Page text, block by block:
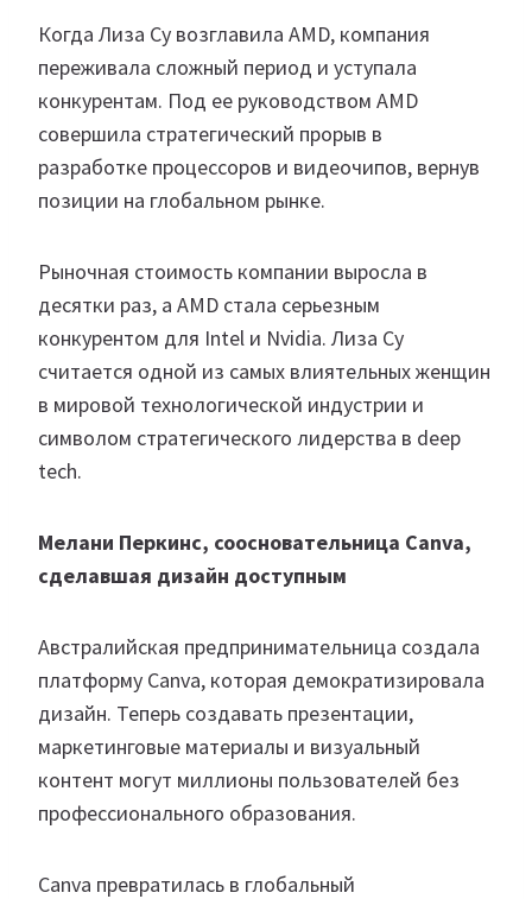
Когда Лиза Су возглавила AMD, компания
переживала сложный период и уступала
конкурентам. Под ее руководством AMD
совершила стратегический прорыв в
разработке процессоров и видеочипов, вернув
позиции на глобальном рынке.
Рыночная стоимость компании выросла в
десятки раз, а AMD стала серьезным
конкурентом для Intel и Nvidia. Лиза Су
считается одной из самых влиятельных женщин
в мировой технологической индустрии и
символом стратегического лидерства в deep
tech.
Мелани Перкинс, соосновательница Canva,
сделавшая дизайн доступным
Австралийская предпринимательница создала
платформу Canva, которая демократизировала
дизайн. Теперь создавать презентации,
маркетинговые материалы и визуальный
контент могут миллионы пользователей без
профессионального образования.
Canva превратилась в глобальный